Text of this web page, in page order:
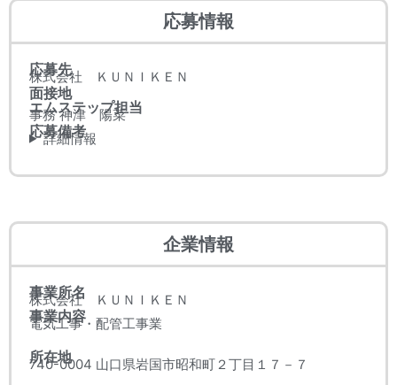
応募情報
応募先
株式会社 ＫＵＮＩＫＥＮ
面接地
エムステップ担当
事務 神津 陽菜
応募備考
詳細情報
企業情報
事業所名
株式会社 ＫＵＮＩＫＥＮ
事業内容
電気工事・配管工事業
所在地
740-0004 山口県岩国市昭和町２丁目１７－７